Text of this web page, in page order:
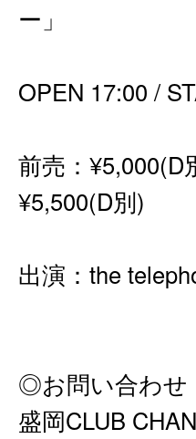
ー」
OPEN 17:00 /
前売：¥5,000(D
¥5,500(D別)
出演：the
◎お問い合わせ
盛岡CLUB